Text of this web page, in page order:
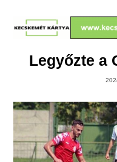
Legyőzte a